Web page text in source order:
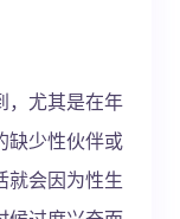
，尤其是在年
缺少性伙伴或
就会因为性生